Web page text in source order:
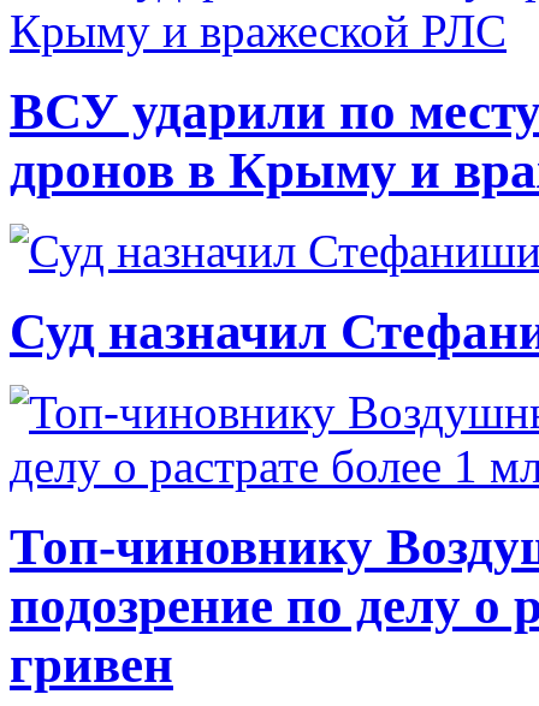
ВСУ ударили по
дронов в Крыму и
Суд назначил
Топ-чиновнику
подозрение по делу о
гривен